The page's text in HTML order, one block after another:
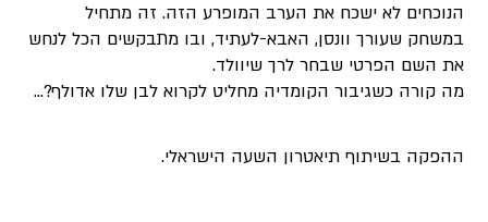
הנוכחים לא ישכח את הערב המופרע הזה. זה מתחיל
במשחק שעורך וונסן, האבא-לעתיד, ובו מתבקשים הכל לנחש
את השם הפרטי שבחר לרך שיוולד.
מה קורה כשגיבור הקומדיה מחליט לקרוא לבן שלו אדולף?...
ההפקה בשיתוף תיאטרון השעה הישראלי.